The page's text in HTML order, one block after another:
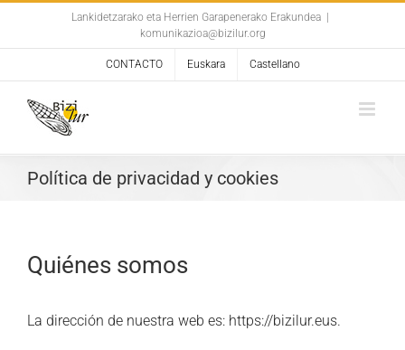
Lankidetzarako eta Herrien Garapenerako Erakundea
komunikazioa@bizilur.org
CONTACTO Euskara Castellano
Política de privacidad y cookies
Quiénes somos
La dirección de nuestra web es: https://bizilur.eus.